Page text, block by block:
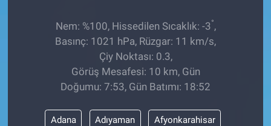
Nem: %100, Hissedilen Sıcaklık: -3°,
Basınç: 1021 hPa, Rüzgar: 11 km/s,
Çiy Noktası: 0.3,
Görüş Mesafesi: 10 km, Gün
Doğumu: 7:53, Gün Batımı: 18:52
Adana Adıyaman Afyonkarahisar